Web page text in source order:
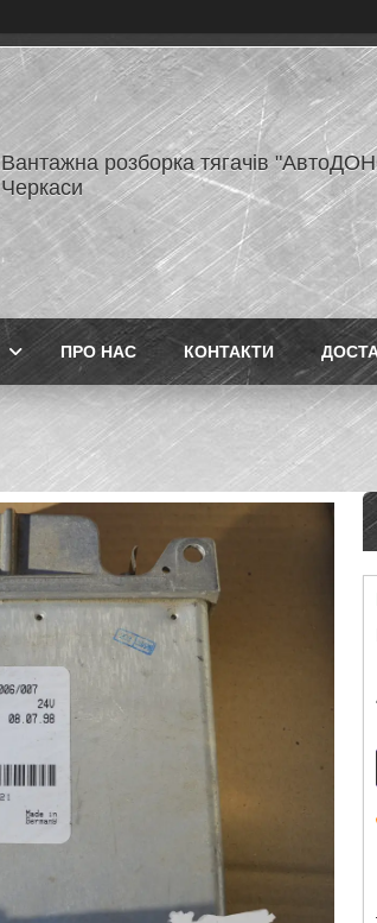
Вантажна розборка тягачів
Черкаси
ПРО НАС КОНТАКТИ